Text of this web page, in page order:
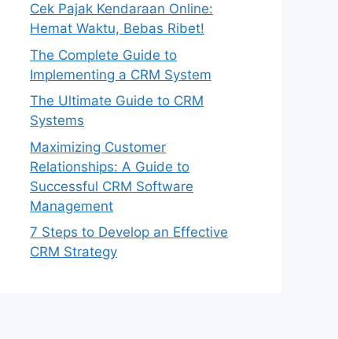
Cek Pajak Kendaraan Online:
Hemat Waktu, Bebas Ribet!
The Complete Guide to
Implementing a CRM System
The Ultimate Guide to CRM
Systems
Maximizing Customer
Relationships: A Guide to
Successful CRM Software
Management
7 Steps to Develop an Effective
CRM Strategy